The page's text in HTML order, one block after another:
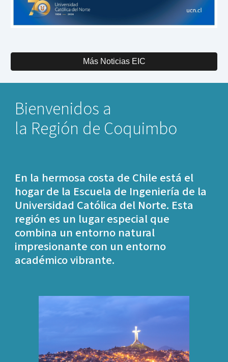
Más Noticias EIC
Bienvenidos a
la Región de Coquimbo
En la hermosa costa de Chile está el
hogar de la Escuela de Ingeniería de la
Universidad Católica del Norte. Esta
región es un lugar especial que
combina un entorno natural
impresionante con un entorno
académico vibrante.